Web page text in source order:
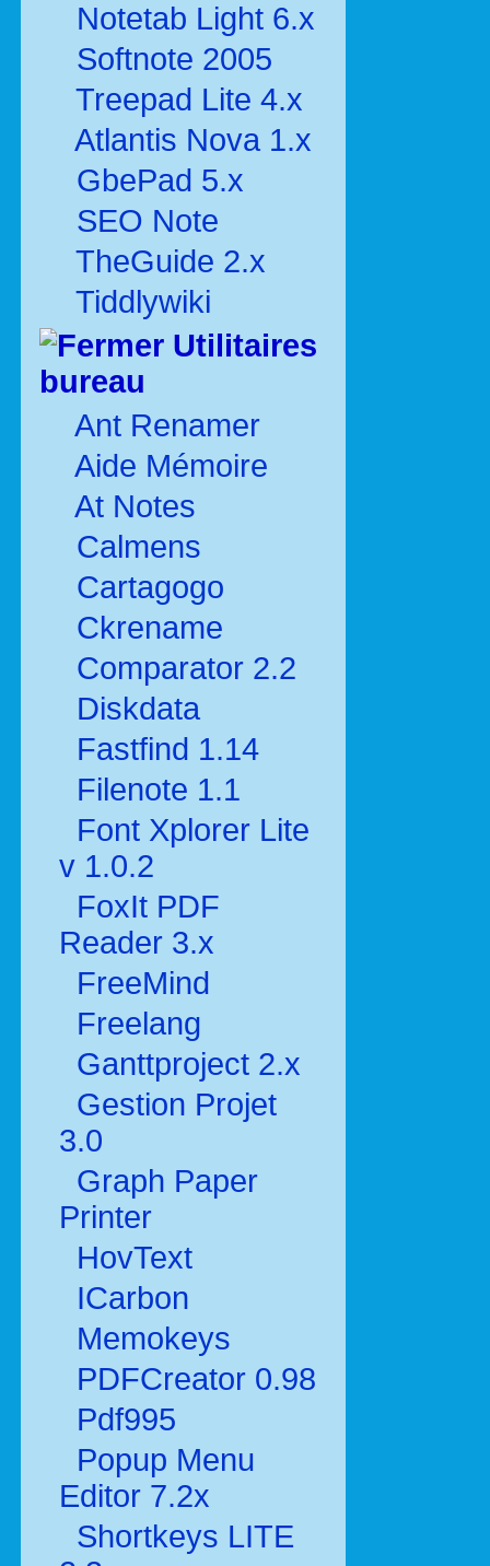
Notetab Light 6.x
Softnote 2005
Treepad Lite 4.x
Atlantis Nova 1.x
GbePad 5.x
SEO Note
TheGuide 2.x
Tiddlywiki
Utilitaires
bureau
Ant Renamer
Aide Mémoire
At Notes
Calmens
Cartagogo
Ckrename
Comparator 2.2
Diskdata
Fastfind 1.14
Filenote 1.1
Font Xplorer Lite
v 1.0.2
FoxIt PDF
Reader 3.x
FreeMind
Freelang
Ganttproject 2.x
Gestion Projet
3.0
Graph Paper
Printer
HovText
ICarbon
Memokeys
PDFCreator 0.98
Pdf995
Popup Menu
Editor 7.2x
Shortkeys LITE